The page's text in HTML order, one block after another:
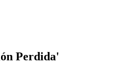
Perdida'